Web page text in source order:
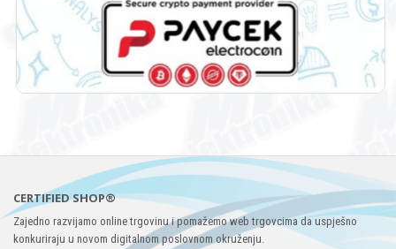
CERTIFIED SHOP®
Zajedno razvijamo online trgovinu i pomažemo web trgovcima da uspješno
konkuriraju u novom digitalnom poslovnom okruženju.